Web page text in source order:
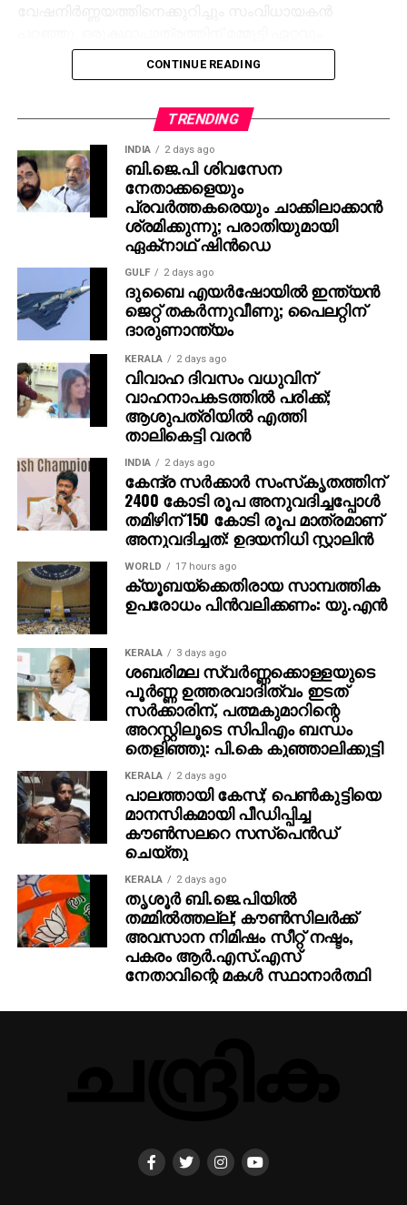
അനുയോജ്യനാണെന്ന് തോന്നിയതിനാല്‍
എക്‌സിക്യൂട്ടീവ് പ്രൊഡ്യൂസര്‍ വിവേക് ദാമോദരന്‍
തങ്ങള്‍ക്ക് മനസ്സിലുണ്ടായിരുന്നതുപോലെ തന്നെയാണ്
പൃഥ്വിരാജും ആ വേഷം മമ്മൂക്ക ചെയ്യണം എന്ന്
നിര്‍ദേശിച്ചതെന്നും അദ്ദേഹം വെളിപ്പെടുത്തി. ജിതിന്‍
കെ. ജോസ് പറഞ്ഞു പോലെ, വിനായകന്‍ അവതരിപ്പിച്ച
വേഷം തന്നെയാണ് ആദ്യം പൃഥ്വിരാജിന്
പരിഗണിച്ചത്. മമ്മൂട്ടി കമ്പനി നിര്‍മിച്ച ‘കളങ്കാവല്‍’
നവംബര്‍ 27ന് തീയേറ്ററുകളില്‍ റിലീസ് ചെയ്യും.
CONTINUE READING
TRENDING
INDIA 2 days ago
ബി.ജെ.പി ശിവസേന
നേതാക്കളെയും
പ്രവര്‍ത്തകരെയും ചാക്കിലാക്കാന്‍
ശ്രമിക്കുന്നു; പരാതിയുമായി
ഏക്‌നാഥ് ഷിന്‍ഡെ
GULF 2 days ago
ദുബൈ എയര്‍ഷോയില്‍ ഇന്ത്യന്‍
ജെറ്റ് തകര്‍ന്നുവീണു; പൈലറ്റിന്
ദാരുണാന്ത്യം
KERALA 2 days ago
വിവാഹ ദിവസം വധുവിന്
വാഹനാപകടത്തില്‍ പരിക്ക്;
ആശുപത്രിയില്‍ എത്തി
താലികെട്ടി വരന്‍
INDIA 2 days ago
കേന്ദ്ര സര്‍ക്കാര്‍ സംസ്‌കൃതത്തിന്
2400 കോടി രൂപ അനുവദിച്ചപ്പോള്‍
തമിഴിന് 150 കോടി രൂപ മാത്രമാണ്
അനുവദിച്ചത്: ഉദയനിധി സ്റ്റാലിന്‍
WORLD 17 hours ago
ക്യൂബയ്ക്കെതിരായ സാമ്പത്തിക
ഉപരോധം പിന്‍വലിക്കണം: യു.എന്‍
KERALA 3 days ago
ശബരിമല സ്വര്‍ണ്ണക്കൊള്ളയുടെ
പൂര്‍ണ്ണ ഉത്തരവാദിത്വം ഇടത്
സര്‍ക്കാരിന്, പത്മകുമാറിന്റെ
അറസ്റ്റിലൂടെ സിപിഎം ബന്ധം
തെളിഞ്ഞു: പി.കെ കുഞ്ഞാലിക്കുട്ടി
KERALA 2 days ago
പാലത്തായി കേസ്; പെൺകുട്ടിയെ
മാനസികമായി പീഡിപ്പിച്ച
കൗൺസലറെ സസ്പെൻഡ്
ചെയ്തു
KERALA 2 days ago
തൃശൂര്‍ ബി.ജെ.പിയില്‍
തമ്മില്‍ത്തല്ല്; കൗണ്‍സിലര്‍ക്ക്
അവസാന നിമിഷം സീറ്റ് നഷ്ടം,
പകരം ആര്‍.എസ്.എസ്
നേതാവിന്റെ മകള്‍ സ്ഥാനാര്‍ത്ഥി